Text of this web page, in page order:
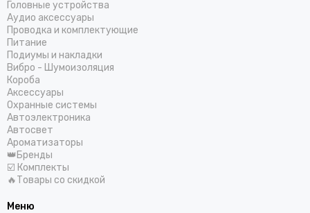
Головные устройства
Аудио аксессуары
Проводка и комплектующие
Питание
Подиумы и накладки
Вибро - Шумоизоляция
Короба
Аксессуары
Охранные системы
Автоэлектроника
Автосвет
Ароматизаторы
👑Бренды
☑️ Комплекты
🔥Товары со скидкой
Меню